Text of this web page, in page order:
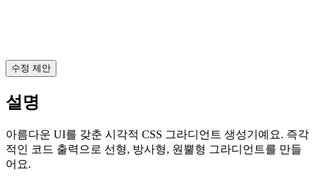
수정 제안
설명
아름다운 UI를 갖춘 시각적 CSS 그라디언트 생성기예요. 즉각
적인 코드 출력으로 선형, 방사형, 원뿔형 그라디언트를 만들
어요.